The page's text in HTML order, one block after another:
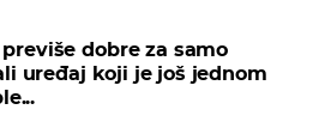
dobre za samo
uređaj koji je još jednom